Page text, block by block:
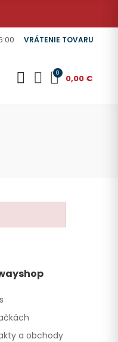
VRÁTENIE TOVARU
0 0,00 €
a obchody